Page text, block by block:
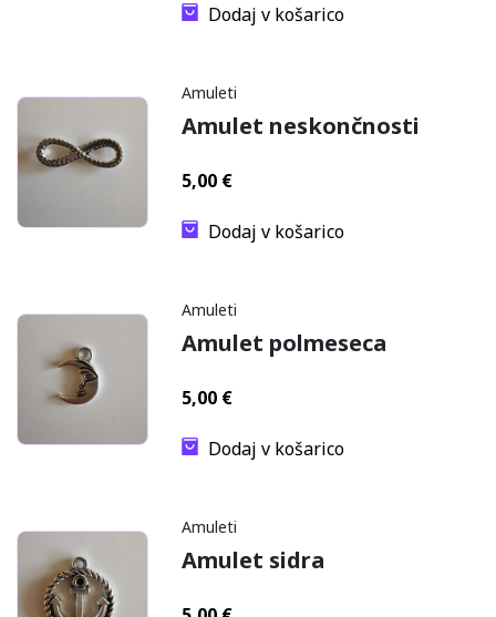
Dodaj v košarico
Amuleti
Amulet neskončnosti
5,00 €
Dodaj v košarico
Amuleti
Amulet polmeseca
5,00 €
Dodaj v košarico
Amuleti
Amulet sidra